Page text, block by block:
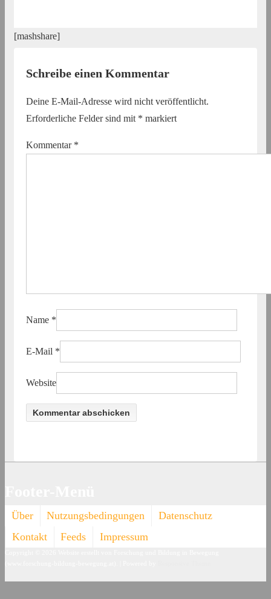
[mashshare]
Schreibe einen Kommentar
Deine E-Mail-Adresse wird nicht veröffentlicht.
Erforderliche Felder sind mit * markiert
Kommentar *
Name *
E-Mail *
Website
Über Nutzungsbedingungen
Datenschutz
Kontakt
Feeds Impressum